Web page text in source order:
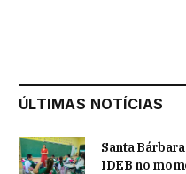
ÚLTIMAS NOTÍCIAS
Santa
IDEB no